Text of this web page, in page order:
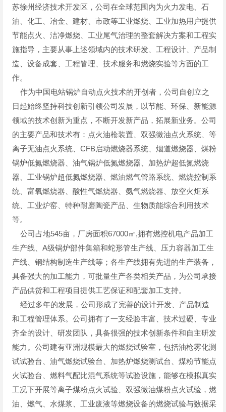
苏徐州经济技术开发区，公司在全球范围内为火力发电、石
油、化工、冶金、建材、市政等工业燃烧、工业加热用户提供
节能点火、洁净燃烧、工业尾气治理的整套解决方案和工程实
施指导，主要从事上述领域内的技术研发、工程设计、产品制
造、设备成套、工程管理、技术服务和燃烧实验等方面的工
作。
作为中国电站锅炉自动点火技术的开创者，公司自创立之
日起始终坚持科技创新引领公司发展，以节能、环保、新能源
领域的技术创新为重点，不断开发新产品，拓展新业务。公司
的主要产品和技术有：点火油枪装置、双强微油点火系统、等
离子无油点火系统、CFB启动燃烧器系统、烟道燃烧器、煤粉
锅炉低氮燃烧器、油气锅炉低氮燃烧器、加热炉超低氮燃烧
器、工业锅炉超低氮燃烧器、燃油燃气管路系统、燃烧控制系
统、富氧燃烧器、酸性气燃烧器、氨气燃烧器、放空火炬系
统、工业炉窑、特种耐磨陶瓷产品、生物质能综合利用技术
等。
公司占地545亩，厂房面积67000㎡,拥有燃控机电产品加工
生产线、A级锅炉部件集箱和蛇形管生产线、压力容器加工生
产线、钢结构制造生产线等；各生产线拥有先进的生产装备，
具备强大的加工能力，可批量生产各类相关产品，为公司承接
产品供货和工程项目提供工艺保证和配套加工支持。
经过多年的发展，公司形成了完善的设计开发、产品制造
和工程管理体系。公司拥有了一支经验丰富、技术过硬、专业
齐全的设计、研发团队，具备很强的技术创新条件和自主研发
能力。公司建有亚洲规模最大的燃烧试验室，包括油枪雾化测
试试验台、油气燃烧试验台、加热炉燃烧测试台、煤粉节能点
火试验台、燃料气配比混气系统等试验设施，能够在模拟真实
工况下开展等离子煤粉点火试验、双强微油煤粉点火试验，燃
油、燃气、水煤浆、工业废液等燃烧设备的燃烧试验与数据采